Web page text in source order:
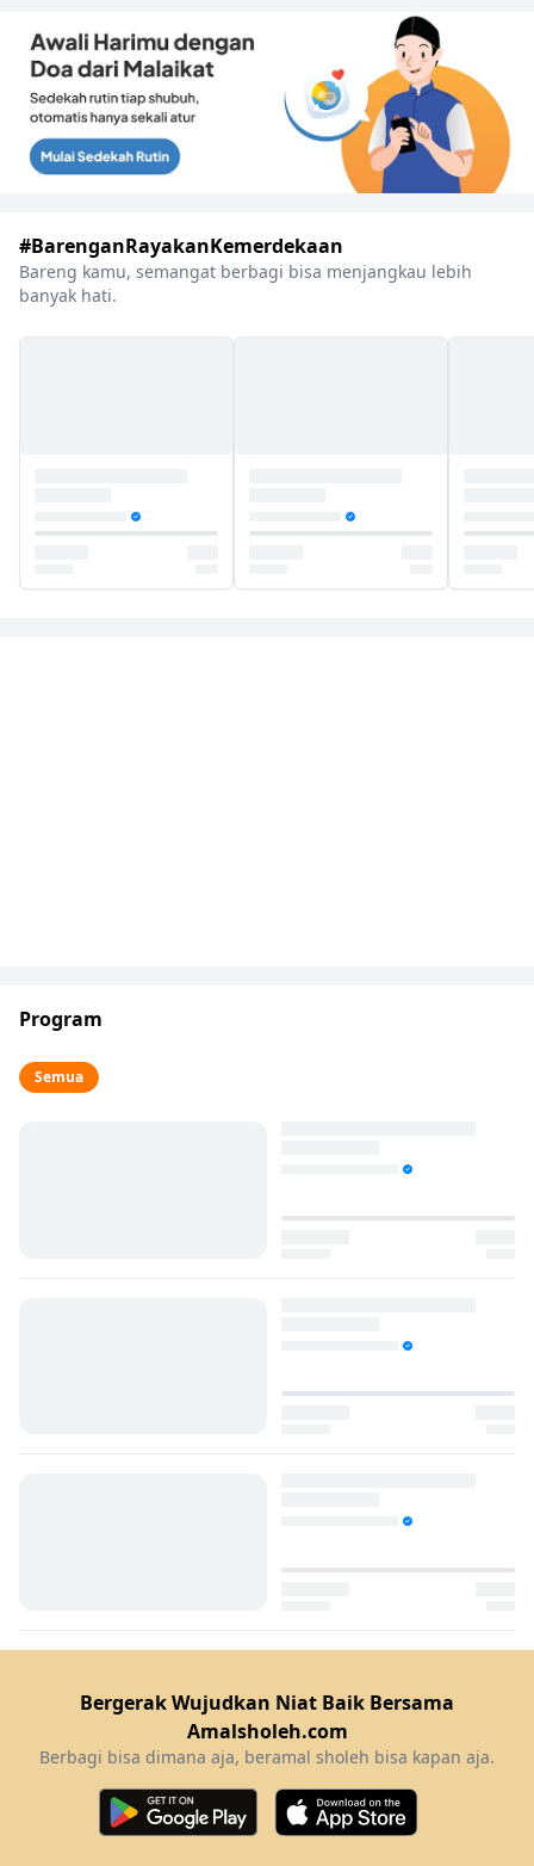
#BarenganRayakanKemerdekaan
Bareng kamu, semangat berbagi bisa menjangkau lebih
banyak hati.
Program
Semua
Bergerak Wujudkan Niat Baik Bersama
Amalsholeh.com
Berbagi bisa dimana aja, beramal sholeh bisa kapan aja.